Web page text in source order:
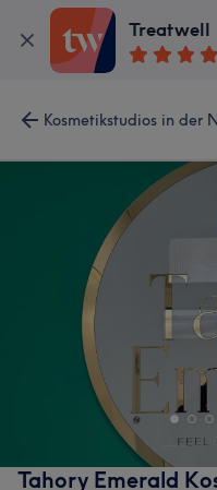
Treatwell
Kosmetikstudios in der
Tahory Emerald